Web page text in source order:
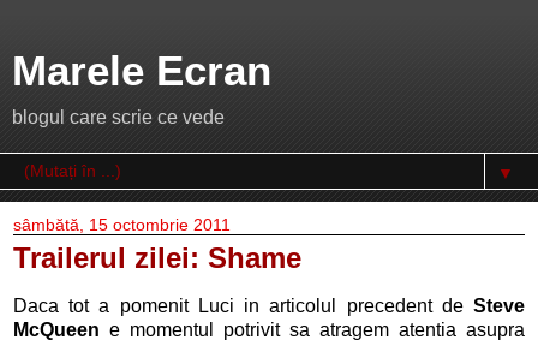
Marele Ecran
blogul care scrie ce vede
▼
sâmbătă, 15 octombrie 2011
Trailerul zilei: Shame
Daca tot a pomenit Luci in articolul precedent de Steve
McQueen e momentul potrivit sa atragem atentia asupra